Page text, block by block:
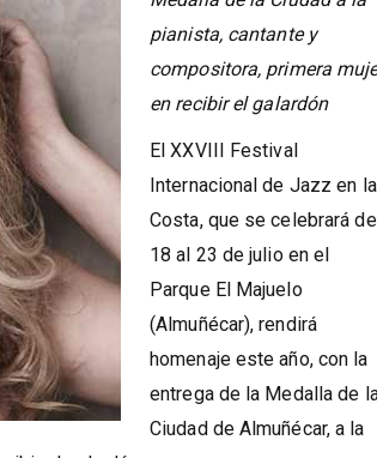
El festival entregará la
Medalla de la Ciudad a la
pianista, cantante y
compositora, primera mujer
en recibir el galardón
El XXVIII Festival
Internacional de Jazz en la
Costa, que se celebrará del
18 al 23 de julio en el
Parque El Majuelo
(Almuñécar), rendirá
homenaje este año, con la
entrega de la Medalla de la